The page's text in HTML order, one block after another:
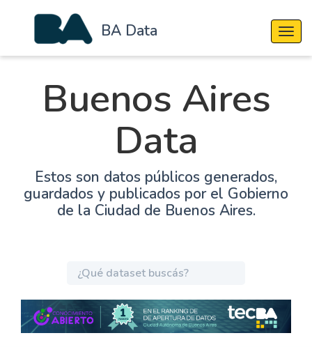
BA Data
Buenos Aires
Data
Estos son datos públicos generados,
guardados y publicados por el Gobierno
de la Ciudad de Buenos Aires.